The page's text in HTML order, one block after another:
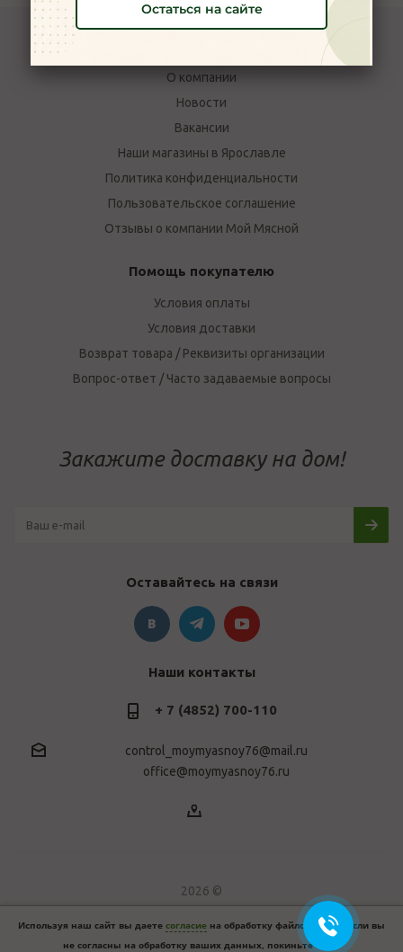
О компании
Новости
Вакансии
Наши магазины в Ярославле
Политика конфиденциальности
Пользовательское соглашение
Отзывы о компании Мой Мясной
Помощь покупателю
Условия оплаты
Условия доставки
Возврат товара / Реквизиты организации
Вопрос-ответ / Часто задаваемые вопросы
Закажите доставку на дом!
Оставайтесь на связи
Наши контакты
+ 7 (4852) 700-110
control_moymyasnoy76@mail.ru
office@moymyasnoy76.ru
2026 ©
Используя наш сайт вы даете согласие на обработку файлов cookie. Если вы
не согласны на обработку ваших данных, покиньте сайт.
Остаться на сайте